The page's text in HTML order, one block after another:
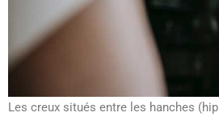
Les creux situés entre les hanches